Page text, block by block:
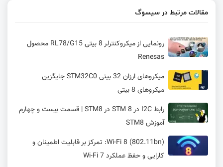
مقالات مرتبط در سیسوگ
رونمایی از میکروکنترلر 8 بیتی RL78/G15 محصول
Renesas
میکروهای ارزان 32 بیتی STM32C0 جایگزین
میکروهای 8 بیتی
رابط I2C در STM 8 در STM8 | قسمت بیست و چهارم
آموزش STM8
Wi-Fi 8 (802.11bn): تمرکز بر قابلیت اطمینان و
کارایی و حفظ عملکرد Wi-Fi 7